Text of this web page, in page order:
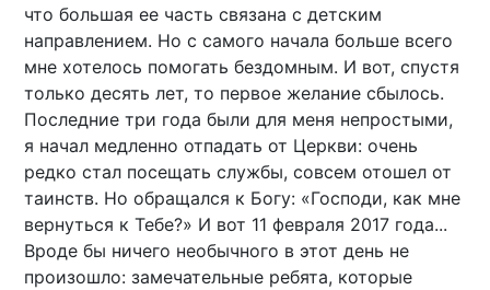
что большая ее часть связана с детским
направлением. Но с самого начала больше всего
мне хотелось помогать бездомным. И вот, спустя
только десять лет, то первое желание сбылось.
Последние три года были для меня непростыми,
я начал медленно отпадать от Церкви: очень
редко стал посещать службы, совсем отошел от
таинств. Но обращался к Богу: «Господи, как мне
вернуться к Тебе?» И вот 11 февраля 2017 года...
Вроде бы ничего необычного в этот день не
произошло: замечательные ребята, которые